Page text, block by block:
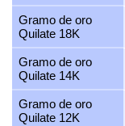
Gramo de oro
Quilate 18K
Gramo de oro
Quilate 14K
Gramo de oro
Quilate 12K